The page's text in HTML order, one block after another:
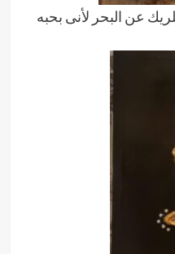
عن البحر لأنى بحبه